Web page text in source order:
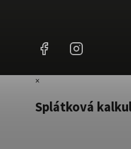
Facebook
×
Splátková